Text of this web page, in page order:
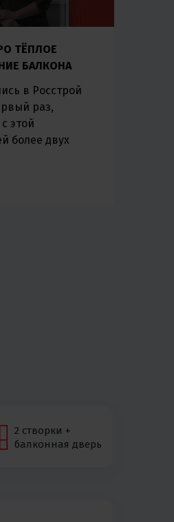
ТЁПЛОЕ
БАЛКОНА
в Росстрой
раз,
этой
более двух
2 створки +
балконная дверь